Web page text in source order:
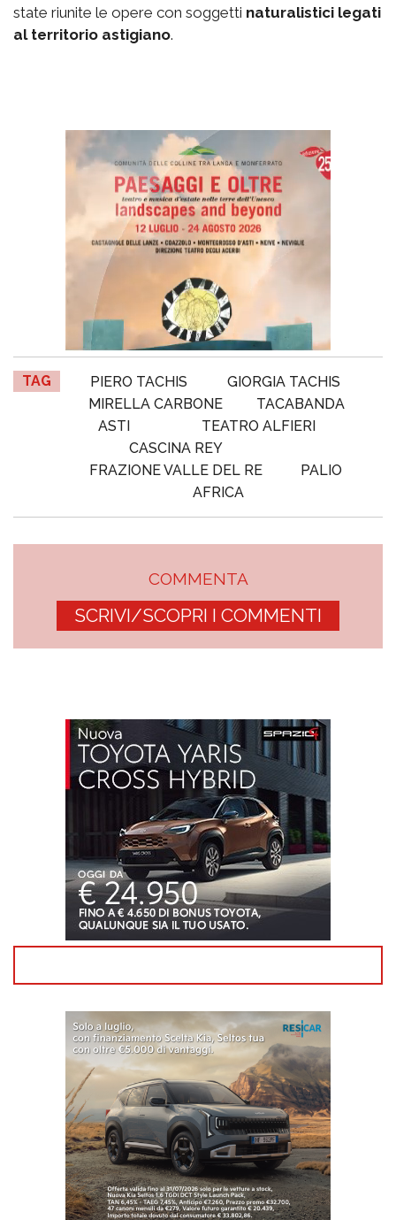
state riunite le opere con soggetti naturalistici legati
al territorio astigiano.
TAG PIERO TACHIS
GIORGIA TACHIS
MIRELLA CARBONE
TACABANDA
ASTI
TEATRO ALFIERI
CASCINA REY
FRAZIONE VALLE DEL RE
PALIO
AFRICA
COMMENTA
SCRIVI/SCOPRI I COMMENTI